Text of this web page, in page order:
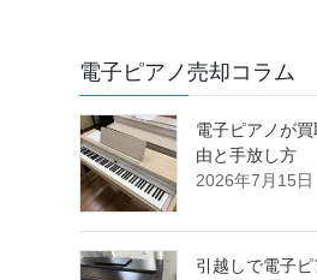
電子ピアノ売却コラム
電子ピアノが
由と手放し方
2026年7月15日
引越しで電子